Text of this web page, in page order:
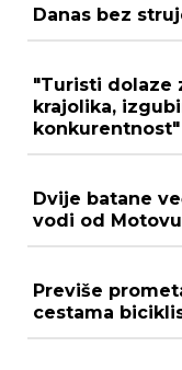
Danas bez
"Turisti dolaze
krajolika,
konkurentnost"
Dvije batane
vodi od
Previše
cestama